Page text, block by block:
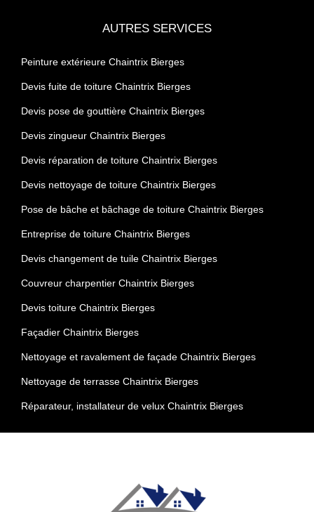
AUTRES SERVICES
Peinture extérieure Chaintrix Bierges
Devis fuite de toiture Chaintrix Bierges
Devis pose de gouttière Chaintrix Bierges
Devis zingueur Chaintrix Bierges
Devis réparation de toiture Chaintrix Bierges
Devis nettoyage de toiture Chaintrix Bierges
Pose de bâche et bâchage de toiture Chaintrix Bierges
Entreprise de toiture Chaintrix Bierges
Devis changement de tuile Chaintrix Bierges
Couvreur charpentier Chaintrix Bierges
Devis toiture Chaintrix Bierges
Façadier Chaintrix Bierges
Nettoyage et ravalement de façade Chaintrix Bierges
Nettoyage de terrasse Chaintrix Bierges
Réparateur, installateur de velux Chaintrix Bierges